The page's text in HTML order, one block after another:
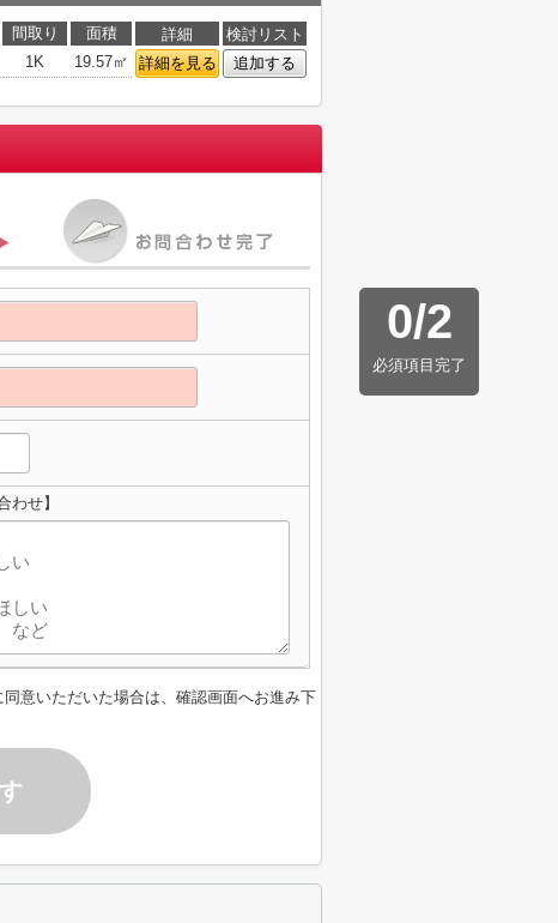
間取り 面積 詳細
検討リスト
1K 19.57㎡ 詳細を見る 追加する
0/2
必須項目完了
わせ】
意いただいた場合は、確認画面へお進み下